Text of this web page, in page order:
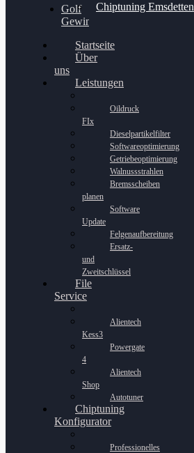
Chiptuning Emsdetten
Golf
Gewinnspiel
Startseite
Über
uns
Leistungen
Oildruck
FIx
Dieselpartikelfilter
Softwareoptimierung
Getriebeoptimierung
Walnussstrahlen
Bremsscheiben
planen
Software
Update
Felgenaufbereitung
Ersatz-
und
Zweitschlüssel
File
Service
Alientech
Kess3
Powergate
4
Alientech
Shop
Autotuner
Chiptuning
Konfigurator
Professionelles